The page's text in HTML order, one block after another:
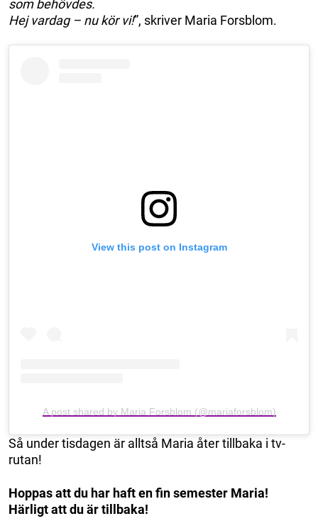
som behövdes.
Hej vardag – nu kör vi!”, skriver Maria Forsblom.
View this post on Instagram
A post shared by Maria Forsblom (@mariaforsblom)
Så under tisdagen är alltså Maria åter tillbaka i tv-
rutan!
Hoppas att du har haft en fin semester Maria!
Härligt att du är tillbaka!